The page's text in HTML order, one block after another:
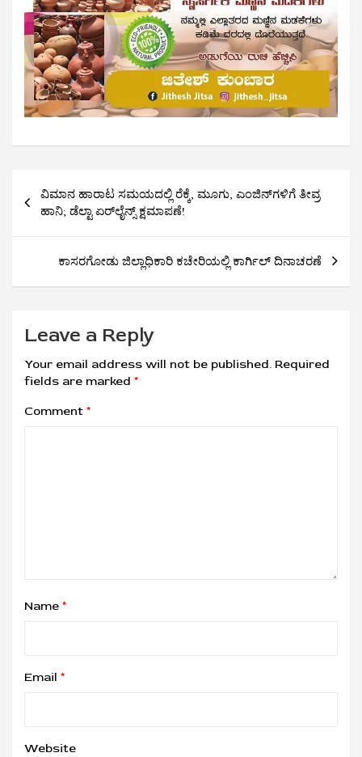
navigation
ವಿಮಾನ ಹಾರಾಟ ಸಮಯದಲ್ಲಿ ರೆಕ್ಕೆ, ಮೂಗು, ಎಂಜಿನ್‌ಗಳಿಗೆ ತೀವ್ರ
ಹಾನಿ; ಡೆಲ್ಟಾ ಏರ್‌ಲೈನ್ಸ್ ಕ್ಷಮಾಪಣೆ!
ಕಾಸರಗೋಡು ಜಿಲ್ಲಾಧಿಕಾರಿ ಕಚೇರಿಯಲ್ಲಿ ಕಾರ್ಗಿಲ್ ದಿನಾಚರಣೆ
Leave a Reply
Your email address will not be published. Required
fields are marked *
Comment *
Name *
Email *
Website